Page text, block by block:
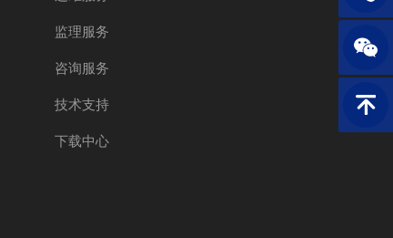
监理服务
咨询服务
技术支持
下载中心
返回